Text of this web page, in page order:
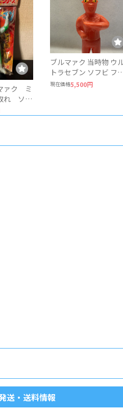
ァク ミ
れ ソフ
ブルマァク 当時物 ウ
トラセブン ソフビ フ
ギュア ミニサイズ 約
現在価格5,500円
送・送料情報